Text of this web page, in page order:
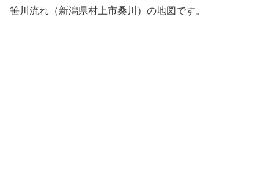
笹川流れ（新潟県村上市桑川）の地図です。